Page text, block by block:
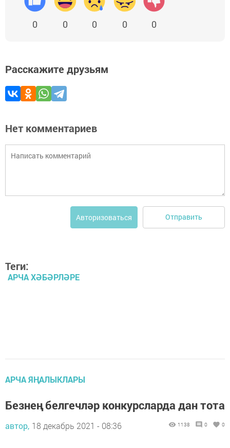
0 0 0 0 0
Расскажите друзьям
Нет комментариев
Авторизоваться Отправить
Теги:
АРЧА ХӘБӘРЛӘРЕ
АРЧА ЯҢАЛЫКЛАРЫ
Безнең белгечләр конкурсларда дан тота
автор, 18 декабрь 2021 - 08:36 1138 0 0